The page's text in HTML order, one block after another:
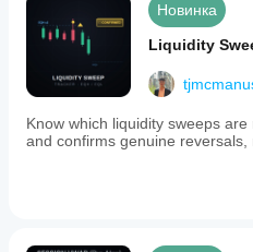
Новинка
Liquidity
Know which liquidity sweeps are
and confirms genuine reversals,